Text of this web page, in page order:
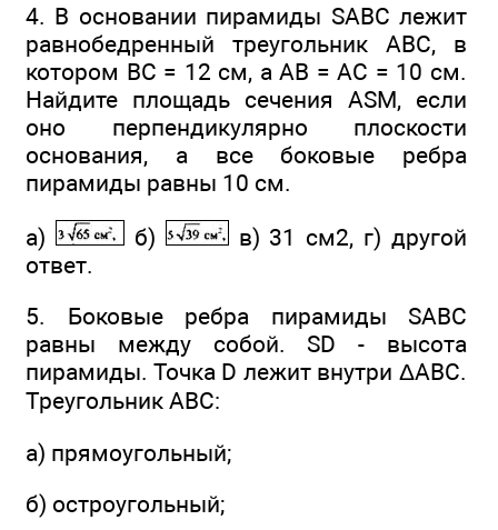
4. В основании пирамиды SABC лежит
равнобедренный треугольник ABC, в
котором ВС = 12 см, а АВ = АС = 10 см.
Найдите площадь сечения ASM, если
оно перпендикулярно плоскости
основания, а все боковые ребра
пирамиды равны 10 см.
а)
б)
в) 31 см2, г) другой
ответ.
5. Боковые ребра пирамиды SABC
равны между собой. SD - высота
пирамиды. Точка D лежит внутри ΔABC.
Треугольник ABC:
а) прямоугольный;
б) остроугольный;